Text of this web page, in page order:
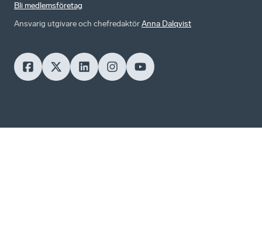
Bli medlemsföretag
Ansvarig utgivare och chefredaktörAnna Dalqvist